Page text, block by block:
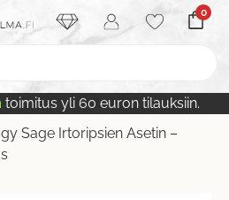
0
toimitus yli 60 euron tilauksiin.
Sage Irtoripsien Asetin –